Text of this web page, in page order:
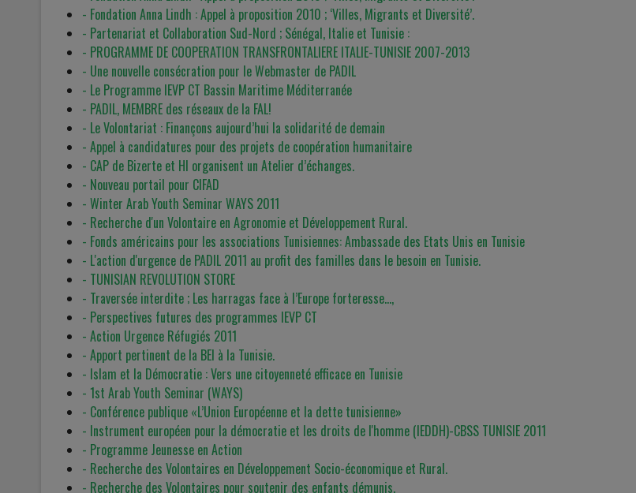
- Fondation Anna Lindh : Appel à proposition 2010 ; ‘Villes, Migrants et Diversité’.
- Partenariat et Collaboration Sud-Nord ; Sénégal, Italie et Tunisie :
- PROGRAMME DE COOPERATION TRANSFRONTALIERE ITALIE-TUNISIE 2007-2013
- Une nouvelle consécration pour le Webmaster de PADIL
- Le Programme IEVP CT Bassin Maritime Méditerranée
- PADIL, MEMBRE des réseaux de la FAL!
- Le Volontariat : Finançons aujourd’hui la solidarité de demain
- Appel à candidatures pour des projets de coopération humanitaire
- CAP de Bizerte et HI organisent un Atelier d’échanges.
- Nouveau portail pour CIFAD
- Winter Arab Youth Seminar WAYS 2011
- Recherche d'un Volontaire en Agronomie et Développement Rural.
- Fonds américains pour les associations Tunisiennes: Ambassade des Etats Unis en Tunisie
- L'action d'urgence de PADIL 2011 au profit des familles dans le besoin en Tunisie.
- TUNISIAN REVOLUTION STORE
- Traversée interdite ; Les harragas face à l’Europe forteresse…,
- Perspectives futures des programmes IEVP CT
- Action Urgence Réfugiés 2011
- Apport pertinent de la BEI à la Tunisie.
- Islam et la Démocratie : Vers une citoyenneté efficace en Tunisie
- 1st Arab Youth Seminar (WAYS)
- Conférence publique «L’Union Européenne et la dette tunisienne»
- Instrument européen pour la démocratie et les droits de l'homme (IEDDH)-CBSS TUNISIE 2011
- Programme Jeunesse en Action
- Recherche des Volontaires en Développement Socio-économique et Rural.
- Recherche des Volontaires pour soutenir des enfants démunis.